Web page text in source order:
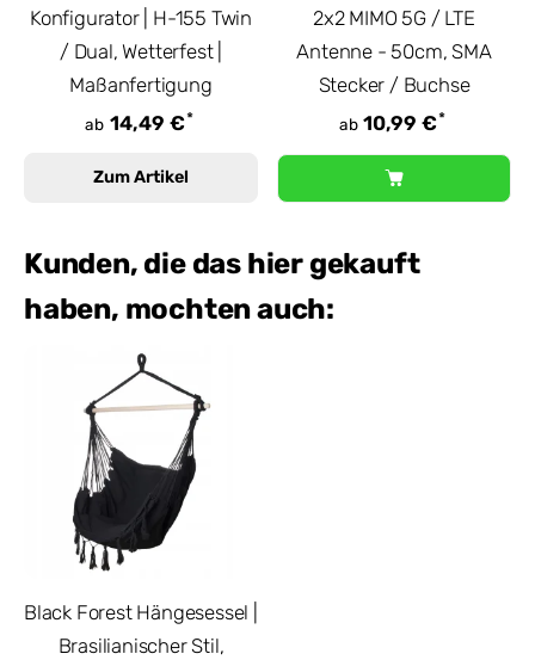
Konfigurator | H-155 Twin
/ Dual, Wetterfest |
Maßanfertigung
ab 14,49 €*
Zum Artikel
2x2 MIMO 5G / LTE
Antenne - 50cm, SMA
Stecker / Buchse
ab 10,99 €*
Kunden, die das hier gekauft
haben, mochten auch:
Black Forest Hängesessel |
Brasilianischer Stil,